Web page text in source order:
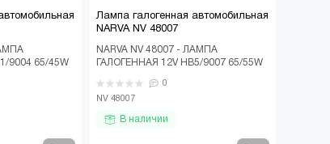
9004 65/45W
Лампа галогенная автомобильная
NARVA NV 48007
NARVA NV 48007 - ЛАМПА
ГАЛОГЕННАЯ 12V HB5/9007 65/55W
автомобильная NARVA NV ..
0
NV 48007
В наличии